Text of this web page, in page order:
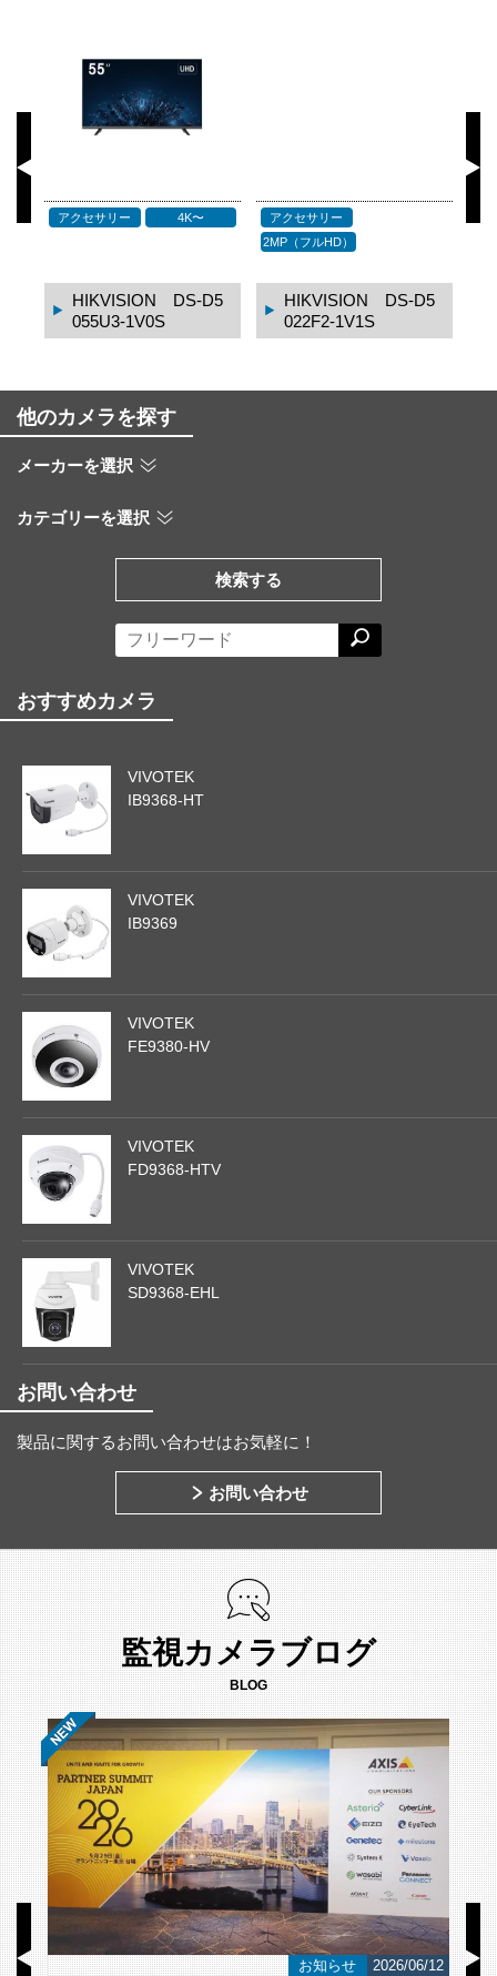
PoE スイッチ
HIKVISION DS-3E
1510P-SI
ビデオレコーダー
4K〜
HIKVISION DS-771
6NXI-K4/16P
他のカメラを探す
メーカーを選択
カテゴリーを選択
検索する
おすすめカメラ
VIVOTEK
IB9368-HT
VIVOTEK
IB9369
VIVOTEK
FE9380-HV
VIVOTEK
FD9368-HTV
VIVOTEK
SD9368-EHL
お問い合わせ
製品に関するお問い合わせはお気軽に！
お問い合わせ
監視カメラブログ
BLOG
23 お知らせ 2026/06/12